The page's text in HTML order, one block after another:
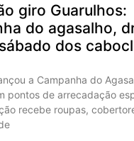
giro Guarulhos:
do agasalho,
dos
a Campanha do
pontos de arrecadação
recebe roupas,